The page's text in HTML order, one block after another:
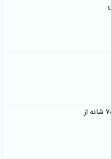
خرید مستقیم فرش 700 شانه از